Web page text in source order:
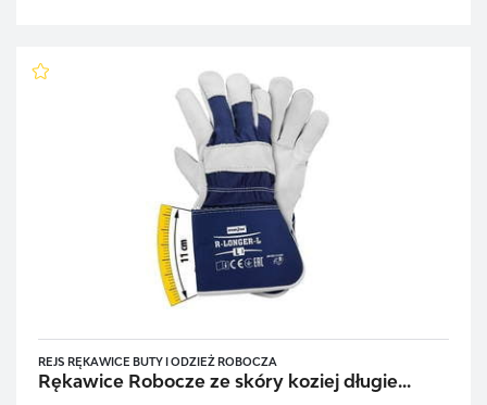
REJS RĘKAWICE BUTY I ODZIEŻ ROBOCZA
Rękawice Robocze ze skóry koziej długie...